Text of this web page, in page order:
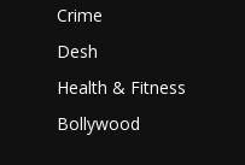
Crime
Desh
Health & Fitness
Bollywood